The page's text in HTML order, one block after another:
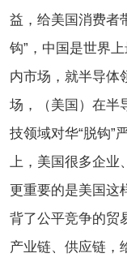
益，给美国消费者
钩”，中国是世界
内市场，就半导体
场，（美国）在半
技领域对华“脱钩”
上，美国很多企
更重要的是美国这
背了公平竞争的贸
产业链、供应链，